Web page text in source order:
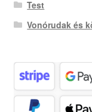
Test
Vonórudak és